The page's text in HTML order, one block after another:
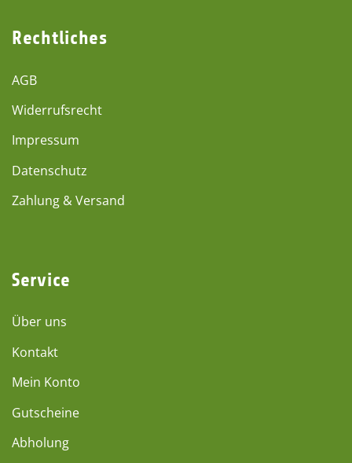
Rechtliches
AGB
Widerrufsrecht
Impressum
Datenschutz
Zahlung & Versand
Service
Über uns
Kontakt
Mein Konto
Gutscheine
Abholung